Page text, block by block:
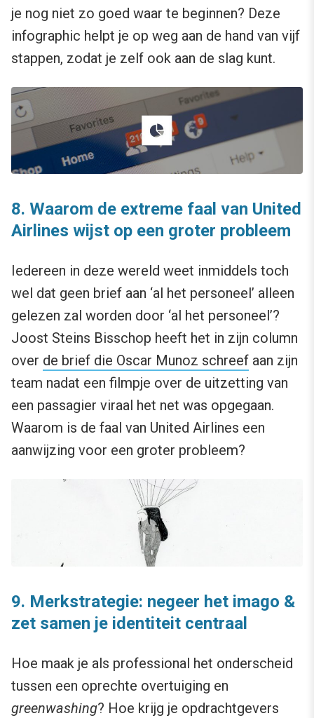
je nog niet zo goed waar te beginnen? Deze
infographic helpt je op weg aan de hand van vijf
stappen, zodat je zelf ook aan de slag kunt.
8. Waarom de extreme faal van United
Airlines wijst op een groter probleem
Iedereen in deze wereld weet inmiddels toch
wel dat geen brief aan ‘al het personeel’ alleen
gelezen zal worden door ‘al het personeel’?
Joost Steins Bisschop heeft het in zijn column
over de brief die Oscar Munoz schreef aan zijn
team nadat een filmpje over de uitzetting van
een passagier viraal het net was opgegaan.
Waarom is de faal van United Airlines een
aanwijzing voor een groter probleem?
9. Merkstrategie: negeer het imago &
zet samen je identiteit centraal
Hoe maak je als professional het onderscheid
tussen een oprechte overtuiging en
greenwashing? Hoe krijg je opdrachtgevers